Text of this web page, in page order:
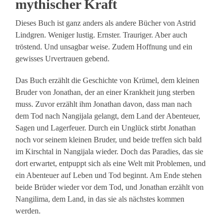
mythischer Kraft
Dieses Buch ist ganz anders als andere Bücher von Astrid
Lindgren. Weniger lustig. Ernster. Trauriger. Aber auch
tröstend. Und unsagbar weise. Zudem Hoffnung und ein
gewisses Urvertrauen gebend.
Das Buch erzählt die Geschichte von Krümel, dem kleinen
Bruder von Jonathan, der an einer Krankheit jung sterben
muss. Zuvor erzählt ihm Jonathan davon, dass man nach
dem Tod nach Nangijala gelangt, dem Land der Abenteuer,
Sagen und Lagerfeuer. Durch ein Unglück stirbt Jonathan
noch vor seinem kleinen Bruder, und beide treffen sich bald
im Kirschtal in Nangijala wieder. Doch das Paradies, das sie
dort erwartet, entpuppt sich als eine Welt mit Problemen, und
ein Abenteuer auf Leben und Tod beginnt. Am Ende stehen
beide Brüder wieder vor dem Tod, und Jonathan erzählt von
Nangilima, dem Land, in das sie als nächstes kommen
werden.